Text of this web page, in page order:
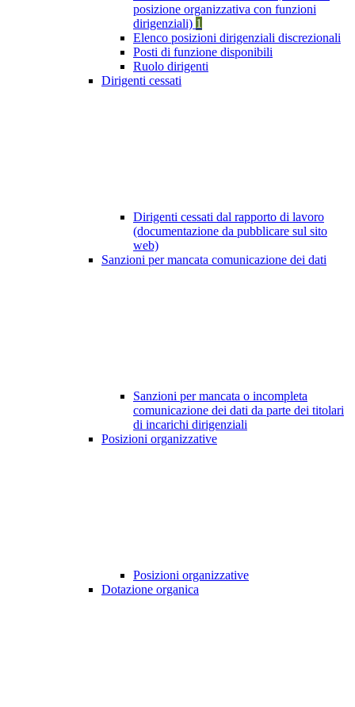
posizione organizzativa con funzioni
dirigenziali) 1
Elenco posizioni dirigenziali discrezionali
Posti di funzione disponibili
Ruolo dirigenti
Dirigenti cessati
Dirigenti cessati dal rapporto di lavoro
(documentazione da pubblicare sul sito
web)
Sanzioni per mancata comunicazione dei dati
Sanzioni per mancata o incompleta
comunicazione dei dati da parte dei titolari
di incarichi dirigenziali
Posizioni organizzative
Posizioni organizzative
Dotazione organica